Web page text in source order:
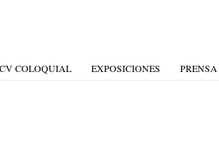
CV COLOQUIAL EXPOSICIONES PRENSA